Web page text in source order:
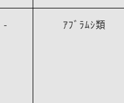
- ｱﾌﾞﾗﾑｼ類